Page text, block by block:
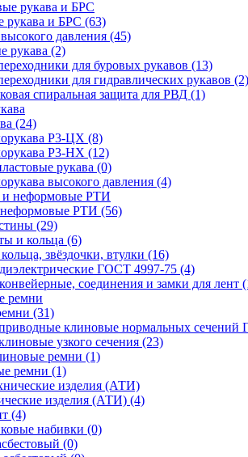
рукава и БРС (63)
давления (45)
рукава (2)
для буровых рукавов (13)
для гидравлических рукавов (2)
спиральная защита для РВД (1)
(24)
Р3-ЦХ (8)
Р3-НХ (12)
рукава (0)
высокого давления (4)
РТИ (56)
(29)
и кольца (6)
звёздочки, втулки (16)
ГОСТ 4997-75 (4)
соединения и замки для лент
(31)
клиновые нормальных сечений
узкого сечения (23)
ремни (1)
ремни (1)
изделия (АТИ) (4)
(4)
набивки (0)
(0)